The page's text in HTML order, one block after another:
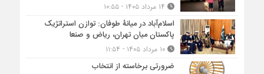
اسلام‌آباد در میانۀ طوفان: توازن استراتژیک
پاکستان میان تهران، ریاض و صنعا
۱۰ مرداد ۱۴۰۵ - ۱۱:۵۴
ضرورتی برخاسته از انتخاب